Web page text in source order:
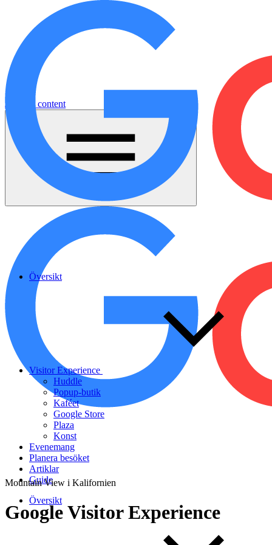
Jump to content
Översikt
Visitor Experience
Huddle
Popup-butik
Kaféet
Google Store
Plaza
Konst
Evenemang
Planera besöket
Artiklar
Guide
Översikt
Mountain View i Kalifornien
GoogleVisitor Experience